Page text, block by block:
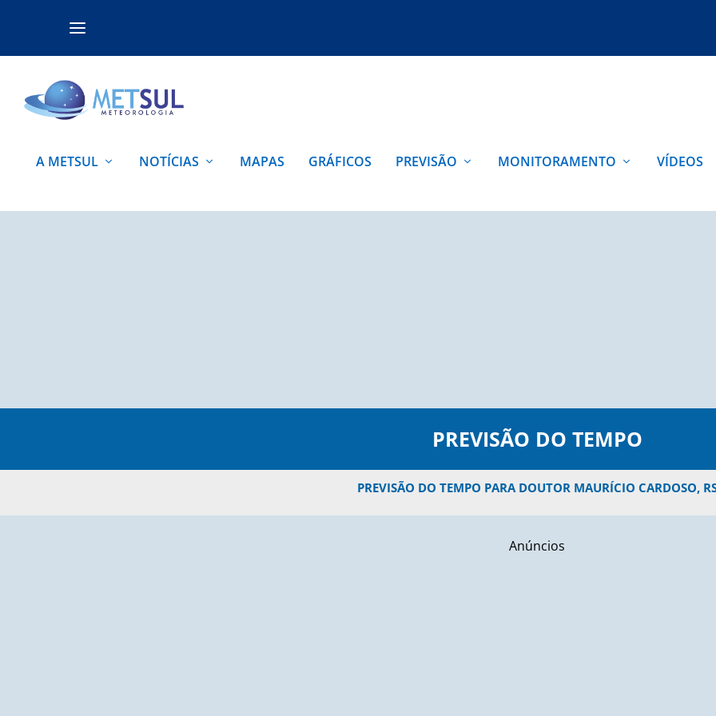
A METSUL NOTÍCIAS MAPAS GRÁFICOS PREVISÃO MONITORAMENTO VÍDEOS
PREVISÃO DO TEMPO
PREVISÃO DO TEMPO PARA DOUTOR MAURÍCIO CARDOSO,
Anúncios